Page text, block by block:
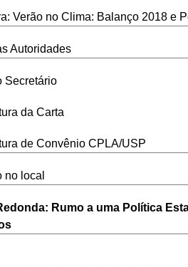
Verão no Clima: Balanço 2018 e
Autoridades
Secretário
da Carta
de Convênio CPLA/USP
no local
Rumo a uma Política